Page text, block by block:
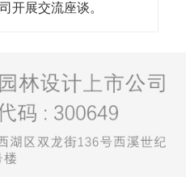
开展交流座谈。